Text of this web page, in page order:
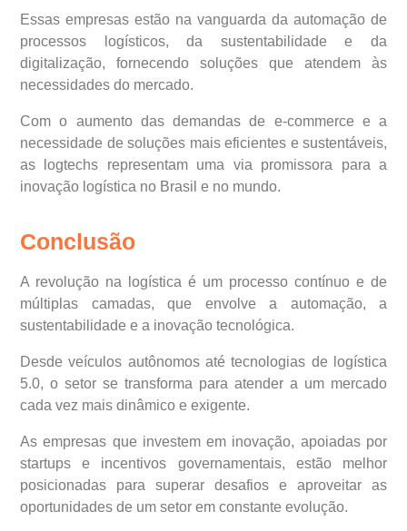
Essas empresas estão na vanguarda da automação de
processos logísticos, da sustentabilidade e da
digitalização, fornecendo soluções que atendem às
necessidades do mercado.
Com o aumento das demandas de e-commerce e a
necessidade de soluções mais eficientes e sustentáveis,
as logtechs representam uma via promissora para a
inovação logística no Brasil e no mundo.
Conclusão
A revolução na logística é um processo contínuo e de
múltiplas camadas, que envolve a automação, a
sustentabilidade e a inovação tecnológica.
Desde veículos autônomos até tecnologias de logística
5.0, o setor se transforma para atender a um mercado
cada vez mais dinâmico e exigente.
As empresas que investem em inovação, apoiadas por
startups e incentivos governamentais, estão melhor
posicionadas para superar desafios e aproveitar as
oportunidades de um setor em constante evolução.